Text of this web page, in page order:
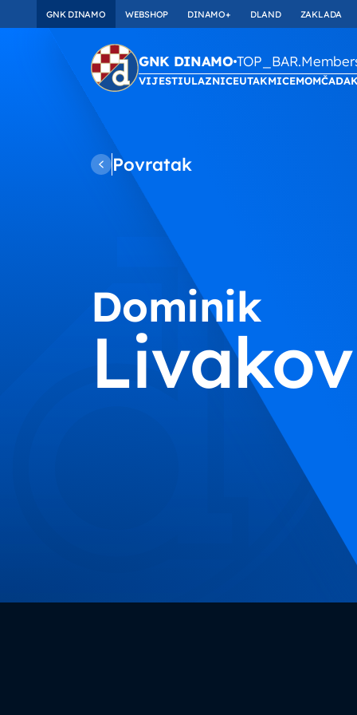
GNK DINAMO WEBSHOP DINAMO+ DLAND ZAKLADA
GNK DINAMO
VIJESTIULAZNICEUTAKMICEMOMČAD
Povratak
Dominik